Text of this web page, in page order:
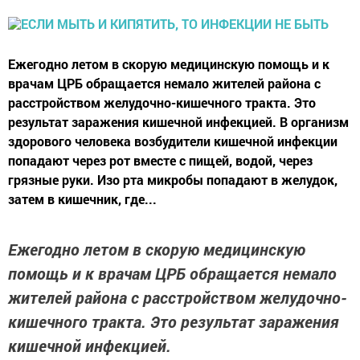
Ежегодно летом в скорую медицинскую помощь и к
врачам ЦРБ обращается немало жителей района с
расстройством желудочно-кишечного тракта. Это
результат заражения кишечной инфекцией. В организм
здорового человека возбудители кишечной инфекции
попадают через рот вместе с пищей, водой, через
грязные руки. Изо рта микробы попадают в желудок,
затем в кишечник, где...
Ежегодно летом в скорую медицинскую
помощь и к врачам ЦРБ обращается немало
жителей района с расстройством желудочно-
кишечного тракта. Это результат заражения
кишечной инфекцией.